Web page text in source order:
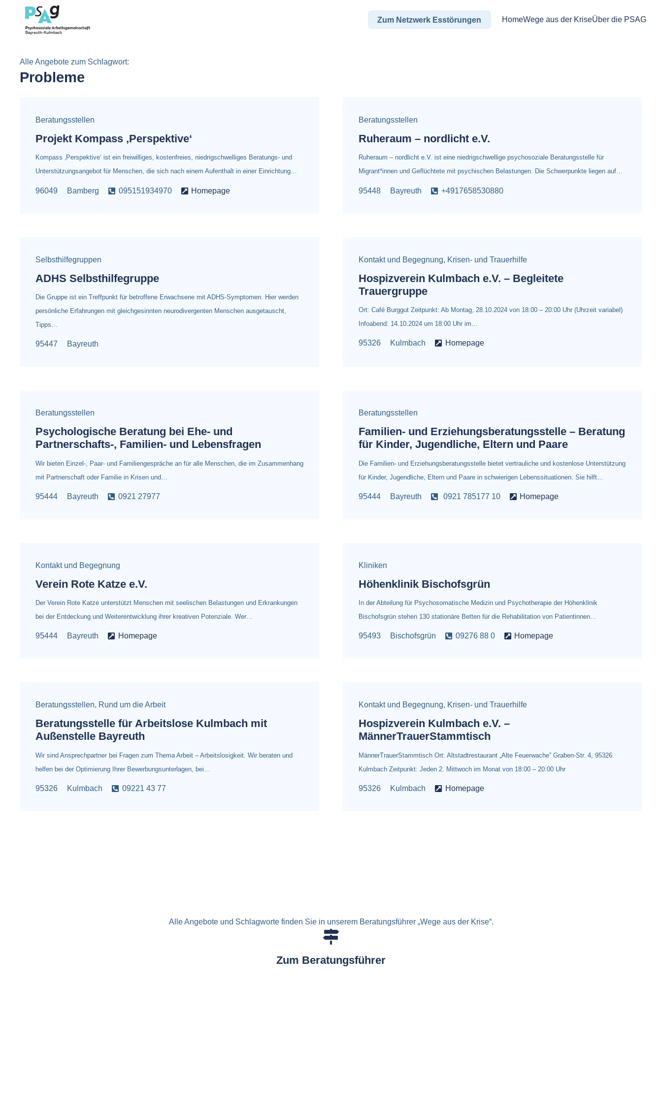
Zum Netzwerk Esstörungen HomeWege aus der KriseÜber die PSAG
Alle Angebote zum Schlagwort:
Probleme
Beratungsstellen
Projekt Kompass ‚Perspektive‘
Kompass ‚Perspektive‘ ist ein freiwilliges, kostenfreies, niedrigschwelliges Beratungs- und
Unterstützungsangebot für Menschen, die sich nach einem Aufenthalt in einer Einrichtung…
96049 Bamberg 095151934970 Homepage
Beratungsstellen
Ruheraum – nordlicht e.V.
Ruheraum – nordlicht e.V. ist eine niedrigschwellige psychosoziale Beratungsstelle für
Migrant*innen und Geflüchtete mit psychischen Belastungen. Die Schwerpunkte liegen auf…
95448 Bayreuth +4917658530880
Selbsthilfegruppen
ADHS Selbsthilfegruppe
Die Gruppe ist ein Treffpunkt für betroffene Erwachsene mit ADHS-Symptomen. Hier werden
persönliche Erfahrungen mit gleichgesinnten neurodivergenten Menschen ausgetauscht,
Tipps…
95447 Bayreuth
Kontakt und Begegnung, Krisen- und Trauerhilfe
Hospizverein Kulmbach e.V. – Begleitete
Trauergruppe
Ort: Café Burggut Zeitpunkt: Ab Montag, 28.10.2024 von 18:00 – 20:00 Uhr (Uhrzeit variabel)
Infoabend: 14.10.2024 um 18:00 Uhr im…
95326 Kulmbach Homepage
Beratungsstellen
Psychologische Beratung bei Ehe- und
Partnerschafts-, Familien- und Lebensfragen
Wir bieten Einzel-, Paar- und Familiengespräche an für alle Menschen, die im Zusammenhang
mit Partnerschaft oder Familie in Krisen und…
95444 Bayreuth 0921 27977
Beratungsstellen
Familien- und Erziehungsberatungsstelle – Beratung
für Kinder, Jugendliche, Eltern und Paare
Die Familien- und Erziehungsberatungsstelle bietet vertrauliche und kostenlose Unterstützung
für Kinder, Jugendliche, Eltern und Paare in schwierigen Lebenssituationen. Sie hilft…
95444 Bayreuth 0921 785177 10 Homepage
Kontakt und Begegnung
Verein Rote Katze e.V.
Der Verein Rote Katze unterstützt Menschen mit seelischen Belastungen und Erkrankungen
bei der Entdeckung und Weiterentwicklung ihrer kreativen Potenziale. Wer…
95444 Bayreuth Homepage
Kliniken
Höhenklinik Bischofsgrün
In der Abteilung für Psychosomatische Medizin und Psychotherapie der Höhenklinik
Bischofsgrün stehen 130 stationäre Betten für die Rehabilitation von Patientinnen…
95493 Bischofsgrün 09276 88 0 Homepage
Beratungsstellen, Rund um die Arbeit
Beratungsstelle für Arbeitslose Kulmbach mit
Außenstelle Bayreuth
Wir sind Ansprechpartner bei Fragen zum Thema Arbeit – Arbeitslosigkeit. Wir beraten und
helfen bei der Optimierung Ihrer Bewerbungsunterlagen, bei…
95326 Kulmbach 09221 43 77
Kontakt und Begegnung, Krisen- und Trauerhilfe
Hospizverein Kulmbach e.V. –
MännerTrauerStammtisch
MännerTrauerStammtisch Ort: Altstadtrestaurant „Alte Feuerwache” Graben-Str. 4, 95326
Kulmbach Zeitpunkt: Jeden 2. Mittwoch im Monat von 18:00 – 20:00 Uhr
95326 Kulmbach Homepage
Alle Angebote und Schlagworte finden Sie in unserem Beratungsführer „Wege aus der Krise“.
Zum Beratungsführer